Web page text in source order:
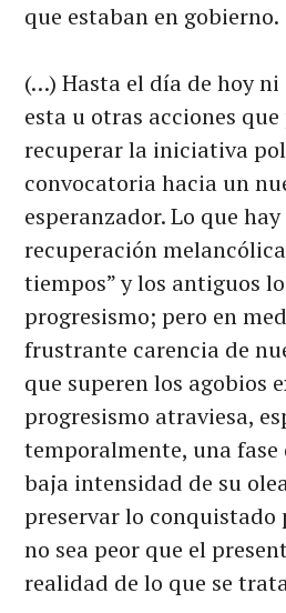
que estaban en gobierno.
(…) Hasta el día de hoy
esta u otras acciones
recuperar la iniciativa
convocatoria hacia un
esperanzador. Lo que
recuperación
tiempos” y los antiguos
progresismo; pero en
frustrante carencia de
que superen los agobios
progresismo atraviesa,
temporalmente, una fase
baja intensidad de su
preservar lo
no sea peor que el
realidad de lo que se